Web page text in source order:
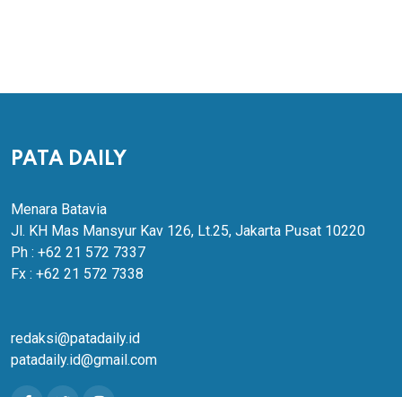
PATA DAILY
Menara Batavia
Jl. KH Mas Mansyur Kav 126, Lt.25, Jakarta Pusat 10220
Ph : +62 21 572 7337
Fx : +62 21 572 7338
redaksi@patadaily.id
patadaily.id@gmail.com